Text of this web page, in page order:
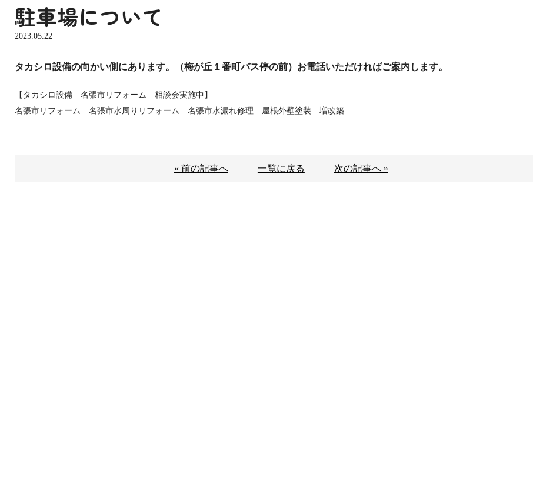
駐車場について
2023.05.22
タカシロ設備の向かい側にあります。（梅が丘１番町バス停の前）お電話いただければご案内します。
【タカシロ設備 名張市リフォーム 相談会実施中】
名張市リフォーム 名張市水周りリフォーム 名張市水漏れ修理 屋根外壁塗装 増改築
« 前の記事へ 一覧に戻る 次の記事へ »